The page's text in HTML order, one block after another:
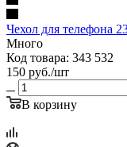
Чехол для телефона
Много
Код товара: 343 532
150 руб./шт
В корзину